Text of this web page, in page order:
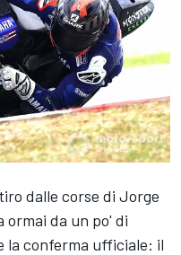
dalle corse di Jorge
ormai da un po' di
la conferma ufficiale: il